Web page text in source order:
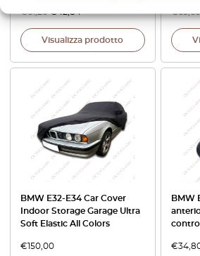
€61,20 €42,84
Visualizza prodotto
€69,60
BMW E32-E34 Car Cover
Indoor Storage Garage Ultra
Soft Elastic All Colors
€ 150,00
BMW
€